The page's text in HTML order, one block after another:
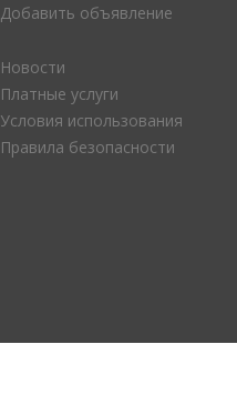
Добавить объявление
Новости
Платные услуги
Условия использования
Правила безопасности